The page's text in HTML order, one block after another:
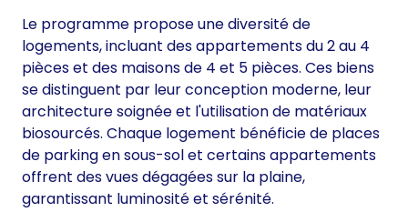
Le programme propose une diversité de
logements, incluant des appartements du 2 au 4
pièces et des maisons de 4 et 5 pièces. Ces biens
se distinguent par leur conception moderne, leur
architecture soignée et l'utilisation de matériaux
biosourcés. Chaque logement bénéficie de places
de parking en sous-sol et certains appartements
offrent des vues dégagées sur la plaine,
garantissant luminosité et sérénité.